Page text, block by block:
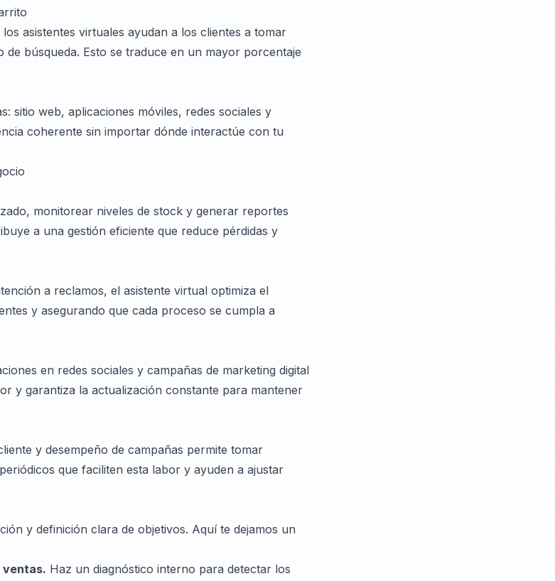
asistentes virtuales ayudan a los clientes a tomar
búsqueda. Esto se traduce en un mayor porcentaje
sitio web, aplicaciones móviles, redes sociales y
coherente sin importar dónde interactúe con tu
monitorear niveles de stock y generar reportes
a una gestión eficiente que reduce pérdidas y
a reclamos, el asistente virtual optimiza el
y asegurando que cada proceso se cumpla a
en redes sociales y campañas de marketing digital
y garantiza la actualización constante para mantener
y desempeño de campañas permite tomar
que faciliten esta labor y ayuden a ajustar
y definición clara de objetivos. Aquí te dejamos un
ventas. Haz un diagnóstico interno para detectar los